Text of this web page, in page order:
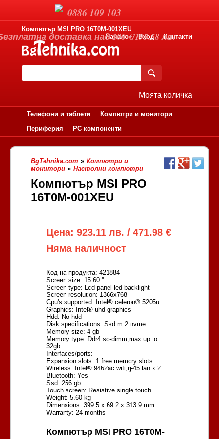
Компютър MSI PRO 16T0M-001XEU
Начало
Вход Контакти
Моята количка
Телефони и таблети
Компютри и монитори
Периферия
PC компоненти
BgTehnika.com » Компютри и
монитори » Настолни компютри
Компютър MSI PRO
16T0M-001XEU
Цена: 923.11 лв. / 471.98 €
Няма наличност
Код на продукта: 421884
Screen size: 15.60 ''
Screen type: Lcd panel led backlight
Screen resolution: 1366x768
Cpu's supported: Intel® celeron® 5205u
Graphics: Intel® uhd graphics
Hdd: No hdd
Disk specifications: Ssd:m.2 nvme
Memory size: 4 gb
Memory type: Ddr4 so-dimm;max up to
32gb
Interfaces/ports:
Expansion slots: 1 free memory slots
Wireless: Intel® 9462ac wifi;rj-45 lan x 2
Bluetooth: Yes
Ssd: 256 gb
Touch screen: Resistive single touch
Weight: 5.60 kg
Dimensions: 399.5 x 69.2 x 313.9 mm
Warranty: 24 months
Компютър MSI PRO 16T0M-
0886 109 103
доставка над 100 €/195.58 лв.